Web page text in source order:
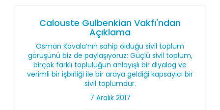
Calouste Gulbenkian Vakfı'ndan
Açıklama
Osman Kavala’nın sahip olduğu sivil toplum
görüşünü biz de paylaşıyoruz: Güçlü sivil toplum,
birçok farklı topluluğun anlayışlı bir diyalog ve
verimli bir işbirliği ile bir araya geldiği kapsayıcı bir
sivil toplumdur.
7 Aralık 2017